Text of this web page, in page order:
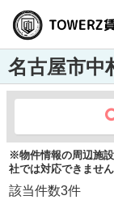
名古屋市中
※物件情報の周辺施
社では対応できません
該当件数3件